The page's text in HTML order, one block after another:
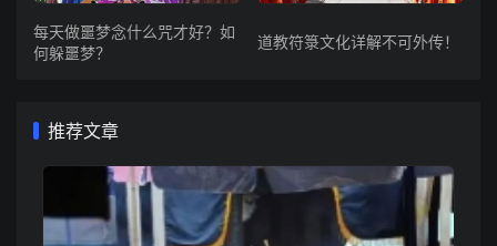
每天做噩梦念什么咒才好？如
何躲噩梦？
道教符箓文化详解不可外传！
推荐文章